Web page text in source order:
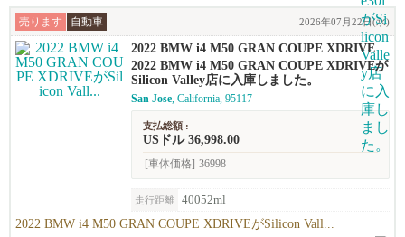
売ります 自動車 2026年07月22日(水)
2022 BMW i4 M50 GRAN COUPE XDRIVE
2022 BMW i4 M50 GRAN COUPE XDRIVEが
Silicon Valley店に入庫しました。
San Jose, California, 95117
支払総額 :
USドル 36,998.00
[車体価格] 36998
走行距離 40052ml
2022 BMW i4 M50 GRAN COUPE XDRIVEがSilicon Vall...